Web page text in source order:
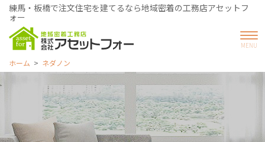
練馬・板橋で注文住宅を建てるなら地域密着の工務店アセットフ
ォー
ホーム ネダノン